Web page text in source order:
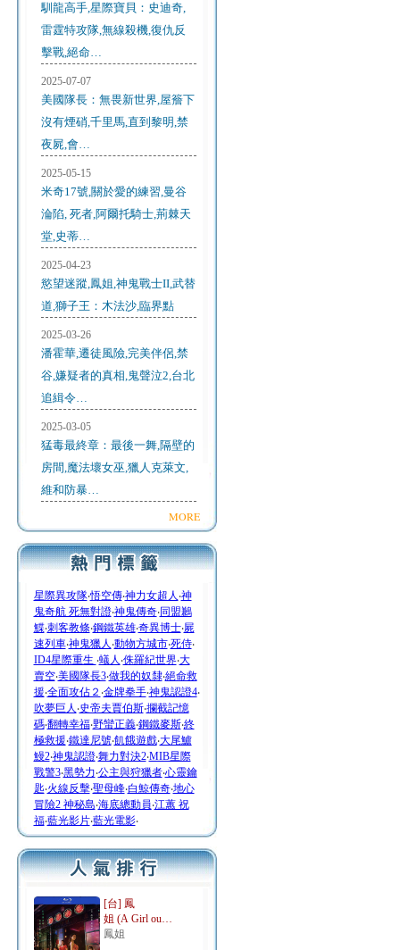
馴龍高手,星際寶貝：史迪奇,
雷霆特攻隊,無線殺機,復仇反
擊戰,絕命…
2025-07-07
美國隊長：無畏新世界,屋簷下
沒有煙硝,千里馬,直到黎明,禁
夜屍,會…
2025-05-15
米奇17號,關於愛的練習,曼谷
淪陷, 死者,阿爾托騎士,荊棘天
堂,史蒂…
2025-04-23
慾望迷蹤,鳳姐,神鬼戰士II,武替
道,獅子王：木法沙,臨界點
2025-03-26
潘霍華,遷徒風險,完美伴侶,禁
谷,嫌疑者的真相,鬼聲泣2,台北
追緝令…
2025-03-05
猛毒最終章：最後一舞,隔壁的
房間,魔法壞女巫,獵人克萊文,
維和防暴…
MORE
星際異攻隊‧悟空傳‧神力女超人 ‧神
鬼奇航 死無對證‧神鬼傳奇‧同盟鶼
鰈‧刺客教條‧鋼鐵英雄‧奇異博士‧屍
速列車‧神鬼獵人 ‧動物方城市‧死侍‧
ID4星際重生 ‧蟻人 ‧侏羅紀世界‧大
賣空‧美國隊長3‧做我的奴隸‧絕命救
援‧全面攻佔２ ‧金牌拳手‧神鬼認證4‧
吹夢巨人 ‧史帝夫賈伯斯‧攔截記憶
碼‧翻轉幸福‧野蠻正義‧鋼鐵麥斯‧終
極救援‧鐵達尼號‧飢餓遊戲‧大尾鱸
鰻2‧神鬼認證‧舞力對決2‧MIB星際
戰警3‧黑勢力‧公主與狩獵者‧心靈鑰
匙‧火線反擊‧聖母峰‧白鯨傳奇‧地心
冒險2 神秘島‧海底總動員‧江蕙 祝
福‧藍光影片‧藍光電影‧
[台] 鳳
姐 (A Girl ou…
鳳姐